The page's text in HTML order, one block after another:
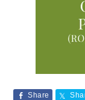
Share